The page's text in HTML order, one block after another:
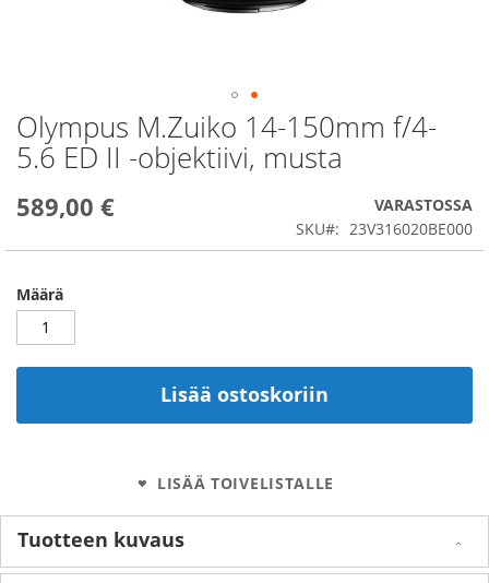
Olympus M.Zuiko 14-150mm f/4-
5.6 ED II -objektiivi, musta
589,00 €
VARASTOSSA
SKU
23V316020BE000
Määrä
Lisää ostoskoriin
LISÄÄ TOIVELISTALLE
Skip
to
the
of
Tuotteen kuvaus